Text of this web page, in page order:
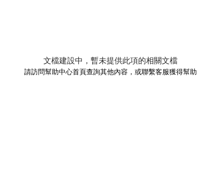
文檔建設中，暫未提供此項的相關文檔
請訪問幫助中心首頁查詢其他內容，或聯繫客服獲得幫助